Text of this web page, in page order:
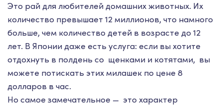
Это рай для любителей домашних животных. Их
количество превышает 12 миллионов, что намного
больше, чем количество детей в возрасте до 12
лет. В Японии даже есть услуга: если вы хотите
отдохнуть в полдень со щенками и котятами, вы
можете потискать этих милашек по цене 8
долларов в час.
Но самое замечательное — это характер